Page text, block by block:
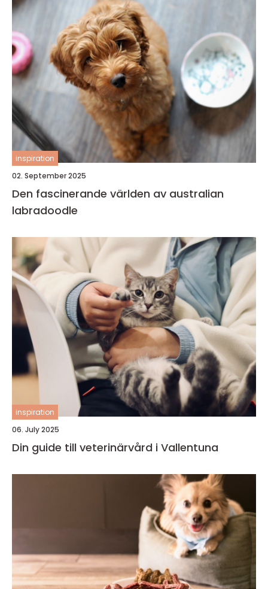
inspiration
02. September 2025
Den fascinerande världen av australian
labradoodle
inspiration
06. July 2025
Din guide till veterinärvård i Vallentuna